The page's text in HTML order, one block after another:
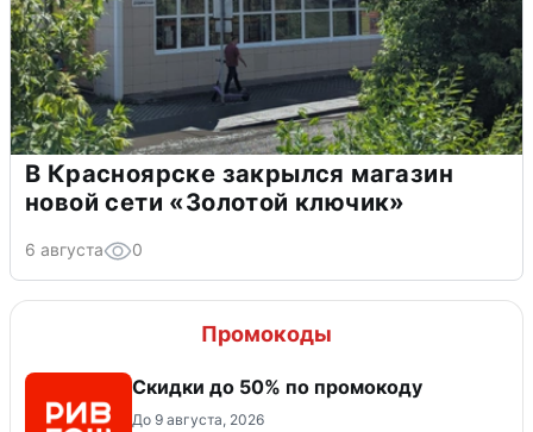
В Красноярске закрылся магазин
новой сети «Золотой ключик»
6 августа 0
Промокоды
Скидки до 50% по промокоду
До 9 августа, 2026